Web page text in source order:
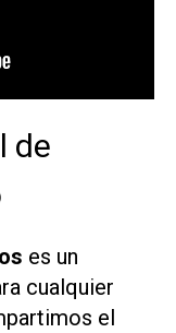
de
es un
cualquier
el